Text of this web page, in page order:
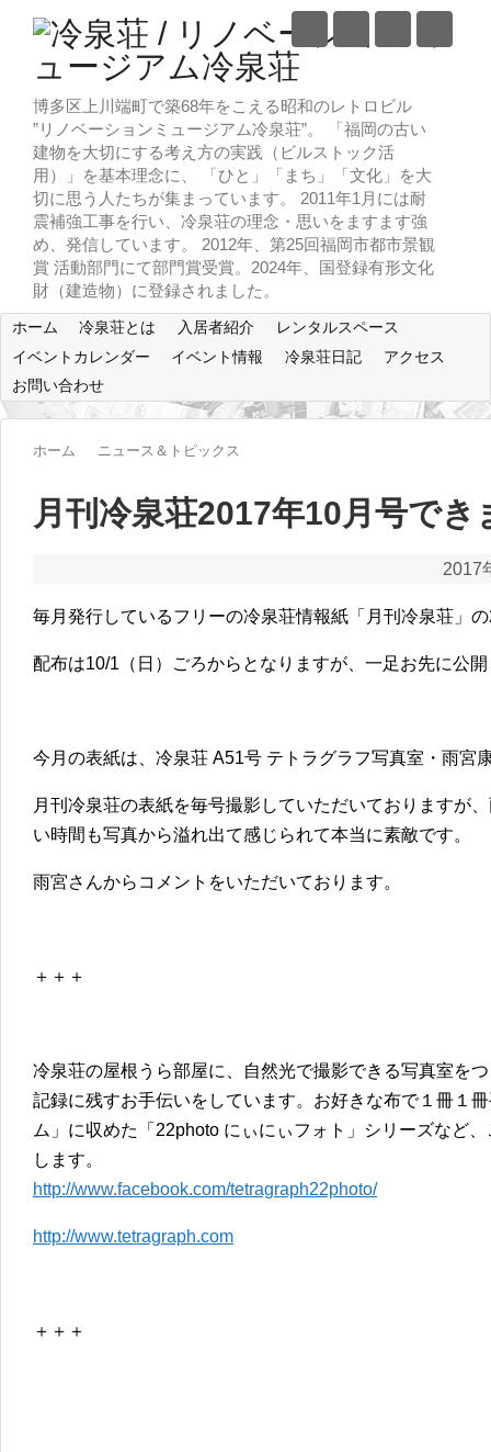
博多区上川端町で築68年をこえる昭和のレトロビル
”リノベーションミュージアム冷泉荘”。 「福岡の古い
建物を大切にする考え方の実践（ビルストック活
用）」を基本理念に、 「ひと」「まち」「文化」を大
切に思う人たちが集まっています。 2011年1月には耐
震補強工事を行い、冷泉荘の理念・思いをますます強
め、発信しています。 2012年、第25回福岡市都市景観
賞 活動部門にて部門賞受賞。2024年、国登録有形文化
財（建造物）に登録されました。
ホーム 冷泉荘とは 入居者紹介
レンタルスペース
イベントカレンダー
イベント情報 冷泉荘日記
アクセス
お問い合わせ
ホーム ニュース＆トピックス
月刊冷泉荘2017年10月号でき
2017
毎月発行しているフリーの冷泉荘情報紙「月刊冷泉荘」
配布は10/1（日）ごろからとなりますが、一足お先に公開
今月の表紙は、冷泉荘 A51号 テトラグラフ写真室・雨宮
月刊冷泉荘の表紙を毎号撮影していただいておりますが
い時間も写真から溢れ出て感じられて本当に素敵です。
雨宮さんからコメントをいただいております。
＋＋＋
冷泉荘の屋根うら部屋に、自然光で撮影できる写真室を
記録に残すお手伝いをしています。お好きな布で１冊１
ム」に収めた「22photo にぃにぃフォト」シリーズなど
します。
http://www.facebook.com/tetragraph22photo/
http://www.tetragraph.com
＋＋＋